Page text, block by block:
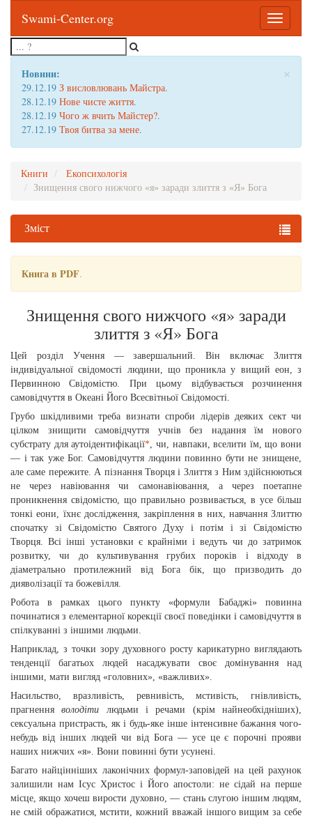
Toggle
Swami-Center.org
×
Новини:
29.12.19 З висловлювань Майстра.
28.12.19 Нове чисте життя.
28.12.19 Чого ж вчить Майстер?.
27.12.19 Твоя битва за мене.
Книги
Екопсихологія
Знищення свого нижчого «я» заради злиття з «Я» Бога
Зміст
Книга в PDF.
Знищення свого нижчого «я» заради
злиття з «Я» Бога
Цей роздiл Учення — завершальний. Вiн включає Злиття
iндивiдуальної свiдомостi людини, що проникла у вищий еон, з
Первинною Свiдомiстю. При цьому вiдбувається розчинення
самовiдчуття в Океанi Його Всесвiтньої Свiдомостi.
Грубо шкідливими треба визнати спроби лiдерiв деяких сект чи
цiлком знищити самовiдчуття учнiв без надання їм нового
субстрату для аутоідентифікації*, чи, навпаки, вселити їм, що вони
— i так уже Бог. Самовiдчуття людини повинно бути не знищене,
але саме пережите. А пiзнання Творця i Злиття з Ним здiйснюються
не через навіювання чи самонавiювання, а через поетапне
проникнення свiдомiстю, що правильно розвивається, в усе бiльш
тонкi еони, їхнє дослiдження, закрiплення в них, навчання Злиттю
спочатку зi Свiдомiстю Святого Духу i потiм i зi Свiдомiстю
Творця. Всi iншi установки є крайніми i ведуть чи до затримок
розвитку, чи до культивування грубих порокiв i вiдходу в
дiаметрально протилежний вiд Бога бік, що призводить до
дияволізації та божевiлля.
Робота в рамках цього пункту «формули Бабаджі» повинна
починатися з елементарної корекцiї своєї поведінки i самовiдчуття в
спiлкуваннi з iншими людьми.
Наприклад, з точки зору духовного росту карикатурно виглядають
тенденцiї багатьох людей насаджувати своє домiнування над
iншими, мати вигляд «головних», «важливих».
Насильство, вразливiсть, ревнивiсть, мстивiсть, гнівливість,
прагненняволодіти людьми i речами (крiм найнеобхiдніших),
сексуальна пристрасть, як i будь-яке інше iнтенсивне бажання чого-
небудь вiд iнших людей чи від Бога — усе це є порочнi прояви
наших нижчих «я». Вони повиннi бути усуненi.
Багато найцiннiших лаконiчних формул-заповiдей на цей рахунок
залишили нам Iсус Христос i Його апостоли: не сiдай на перше
мiсце, якщо хочеш вирости духовно, — стань слугою iншим людям,
не смiй ображатися, мстити, кожний вважай iншого вищим за себе